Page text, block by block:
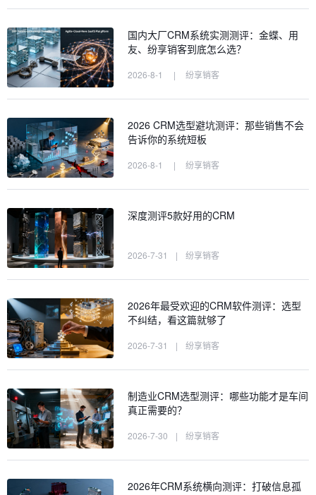
国内大厂CRM系统实测测评：金蝶、用
友、纷享销客到底怎么选？
2026-8-1 | 纷享销客
2026 CRM选型避坑测评：那些销售不会
告诉你的系统短板
2026-8-1 | 纷享销客
深度测评5款好用的CRM
2026-7-31 | 纷享销客
2026年最受欢迎的CRM软件测评：选型
不纠结，看这篇就够了
2026-7-31 | 纷享销客
制造业CRM选型测评：哪些功能才是车间
真正需要的？
2026-7-30 | 纷享销客
2026年CRM系统横向测评：打破信息孤